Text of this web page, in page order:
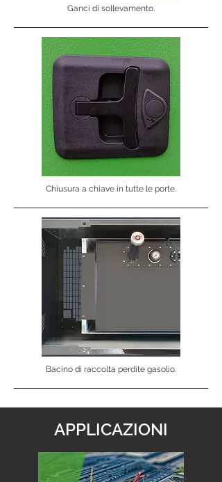
Ganci di sollevamento.
Chiusura a chiave in tutte le porte.
Bacino di raccolta perdite gasolio.
APPLICAZIONI